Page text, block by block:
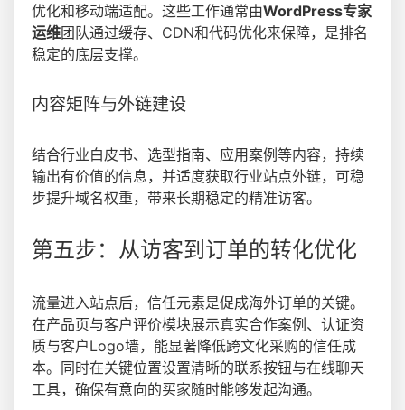
优化和移动端适配。这些工作通常由WordPress专家
运维团队通过缓存、CDN和代码优化来保障，是排名
稳定的底层支撑。
内容矩阵与外链建设
结合行业白皮书、选型指南、应用案例等内容，持续
输出有价值的信息，并适度获取行业站点外链，可稳
步提升域名权重，带来长期稳定的精准访客。
第五步：从访客到订单的转化优化
流量进入站点后，信任元素是促成海外订单的关键。
在产品页与客户评价模块展示真实合作案例、认证资
质与客户Logo墙，能显著降低跨文化采购的信任成
本。同时在关键位置设置清晰的联系按钮与在线聊天
工具，确保有意向的买家随时能够发起沟通。